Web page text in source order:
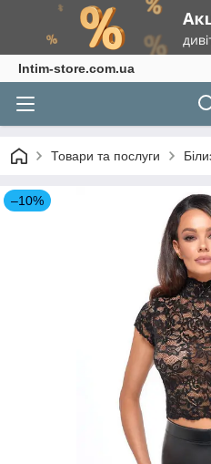
Intim-store.com.ua
Товари та послуги
–10%